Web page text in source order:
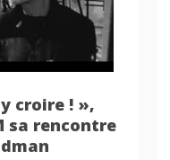
croire ! »,
sa rencontre